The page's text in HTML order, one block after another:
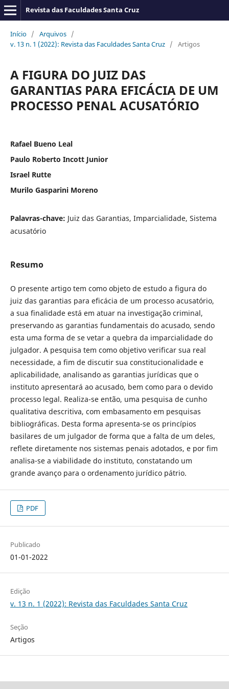
Revista das Faculdades Santa Cruz
Início / Arquivos /
v. 13 n. 1 (2022): Revista das Faculdades Santa Cruz / Artigos
A FIGURA DO JUIZ DAS
GARANTIAS PARA EFICÁCIA DE UM
PROCESSO PENAL ACUSATÓRIO
Rafael Bueno Leal
Paulo Roberto Incott Junior
Israel Rutte
Murilo Gasparini Moreno
Palavras-chave: Juiz das Garantias, Imparcialidade, Sistema
acusatório
Resumo
O presente artigo tem como objeto de estudo a figura do
juiz das garantias para eficácia de um processo acusatório,
a sua finalidade está em atuar na investigação criminal,
preservando as garantias fundamentais do acusado, sendo
esta uma forma de se vetar a quebra da imparcialidade do
julgador. A pesquisa tem como objetivo verificar sua real
necessidade, a fim de discutir sua constitucionalidade e
aplicabilidade, analisando as garantias jurídicas que o
instituto apresentará ao acusado, bem como para o devido
processo legal. Realiza-se então, uma pesquisa de cunho
qualitativa descritiva, com embasamento em pesquisas
bibliográficas. Desta forma apresenta-se os princípios
basilares de um julgador de forma que a falta de um deles,
reflete diretamente nos sistemas penais adotados, e por fim
analisa-se a viabilidade do instituto, constatando um
grande avanço para o ordenamento jurídico pátrio.
PDF
Publicado
01-01-2022
Edição
v. 13 n. 1 (2022): Revista das Faculdades Santa Cruz
Seção
Artigos